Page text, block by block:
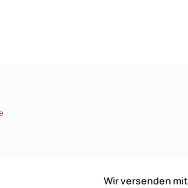
Wir versenden mit